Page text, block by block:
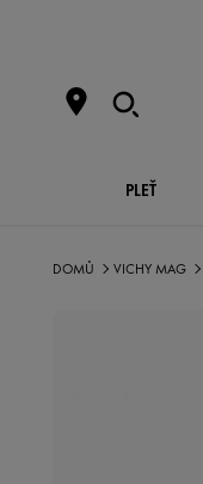
PLEŤ
DOMŮ VICHY MAG